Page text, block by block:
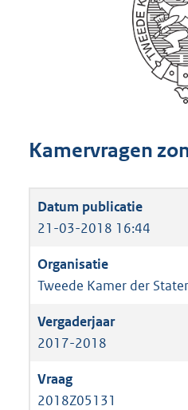
Kamervragen
21-03-2018 16:44
Tweede Kamer der
2017-2018
2018Z05131